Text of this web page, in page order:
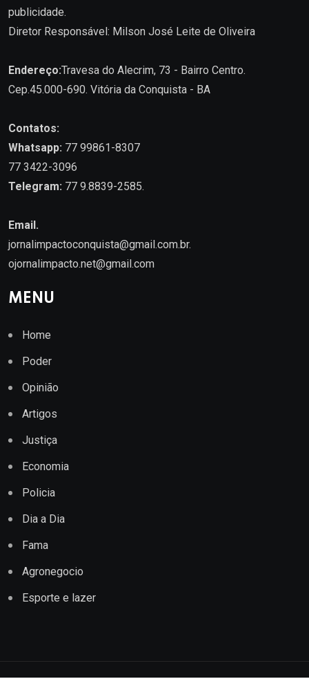
publicidade.
Diretor Responsável: Milson José Leite de Oliveira
Endereço:Travesa do Alecrim, 73 - Bairro Centro.
Cep.45.000-690. Vitória da Conquista - BA
Contatos:
Whatsapp: 77 99861-8307
77 3422-3096
Telegram: 77 9.8839-2585.
Email.
jornalimpactoconquista@gmail.com.br.
ojornalimpacto.net@gmail.com
MENU
Home
Poder
Opinião
Artigos
Justiça
Economia
Policia
Dia a Dia
Fama
Agronegocio
Esporte e lazer